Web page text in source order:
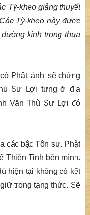
Tỳ-kheo giảng thuyết
Tỳ-kheo này được
kính trọng thưa
Phật tánh, sẽ chứng
Sư Lợi từng ở địa
Văn Thù Sư Lợi đó
các bậc Tôn sư. Phật
Thiện Tinh bên mình.
hiện tại không có kết
trong tạng thức. Sẽ